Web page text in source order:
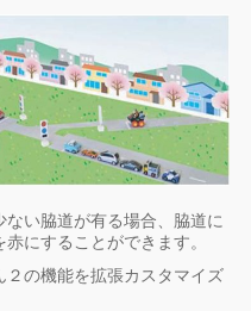
い脇道が有る場合、脇道に
にすることができます。
２の機能を拡張カスタマイズ